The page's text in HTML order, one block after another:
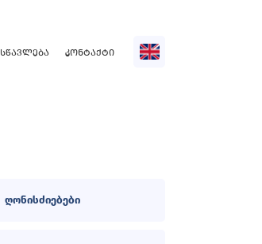
ᲙᲝᲜᲢᲐᲥᲢᲘ
ღონისძიებები